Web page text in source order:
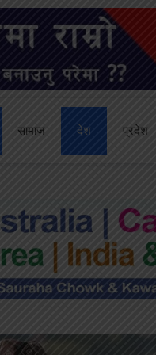
सामाज देश प्रदेश